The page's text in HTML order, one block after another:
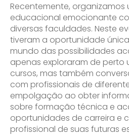
Recentemente, organizamos
educacional emocionante
diversas faculdades. Neste
tiveram a oportunidade
mundo das possibilidades
apenas exploraram de perto
cursos, mas também
com profissionais de
empolgação ao obter
sobre formação técnica e
oportunidades de carreira e
profissional de suas futuras